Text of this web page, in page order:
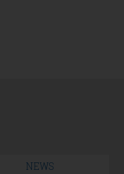
NEWS